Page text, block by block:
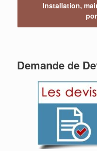
Installation,
Demande de